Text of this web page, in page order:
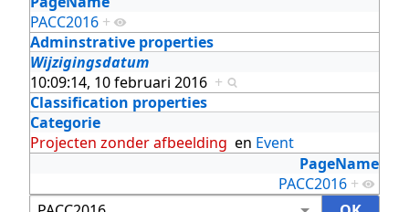
PACC2016 +
Adminstrative properties
Wijzigingsdatum
10:09:14, 10 februari 2016 +
Classification properties
Categorie
Projecten zonder afbeelding en Event
PageName
PACC2016 +